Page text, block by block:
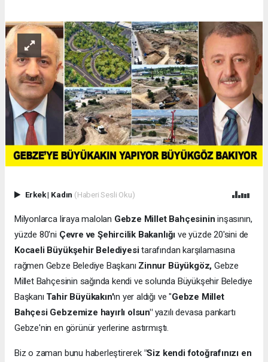
Erkek| Kadın (Haberi Sesli Oku)
Milyonlarca liraya malolan Gebze Millet Bahçesinin inşasının,
yüzde 80'ni Çevre ve Şehircilik Bakanlığı ve yüzde 20'sini de
Kocaeli Büyükşehir Belediyesitarafından karşılamasına
rağmen Gebze Belediye Başkanı Zinnur Büyükgöz, Gebze
Millet Bahçesinin sağında kendi ve solunda Büyükşehir Belediye
Başkanı Tahir Büyükakın'ın yer aldığı ve "Gebze Millet
Bahçesi Gebzemize hayırlı olsun"yazılı devasa pankartı
Gebze'nin en görünür yerlerine astırmıştı.
Biz o zaman bunu haberleştirerek "Siz kendi fotoğrafınızı en